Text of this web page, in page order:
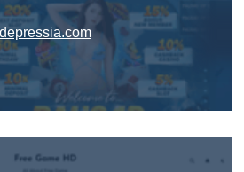
depressia.com